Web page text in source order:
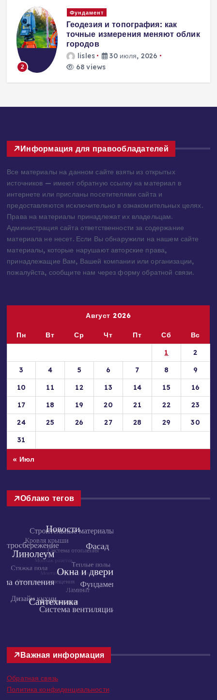
Вентиляция
Вентиляция
энергоэффективного дома:
современные инженерные
решения для пассивного
домостроения
Информация для правообладателей
Все материалы на данном сайте взяты из открытых
источников — имеют обратную ссылку на материал в
интернете или присланы посетителями сайта и
предоставляются исключительно в ознакомительных целях.
Права на материалы принадлежат их владельцам.
Администрация сайта ответственности за содержание
материала не несет. Если Вы обнаружили на нашем сайте
материалы, которые нарушают авторские права,
Август 2026
Сб
Вс
1
2
3
4 5 6 7 8
9
10
11 12 13 14 15
16
17
18 19 20 21 22
23
24
31